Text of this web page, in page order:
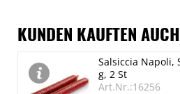
KUNDEN KAUFTEN AUCH
Salsiccia Napoli,
g, 2 St
Art.Nr.:16256